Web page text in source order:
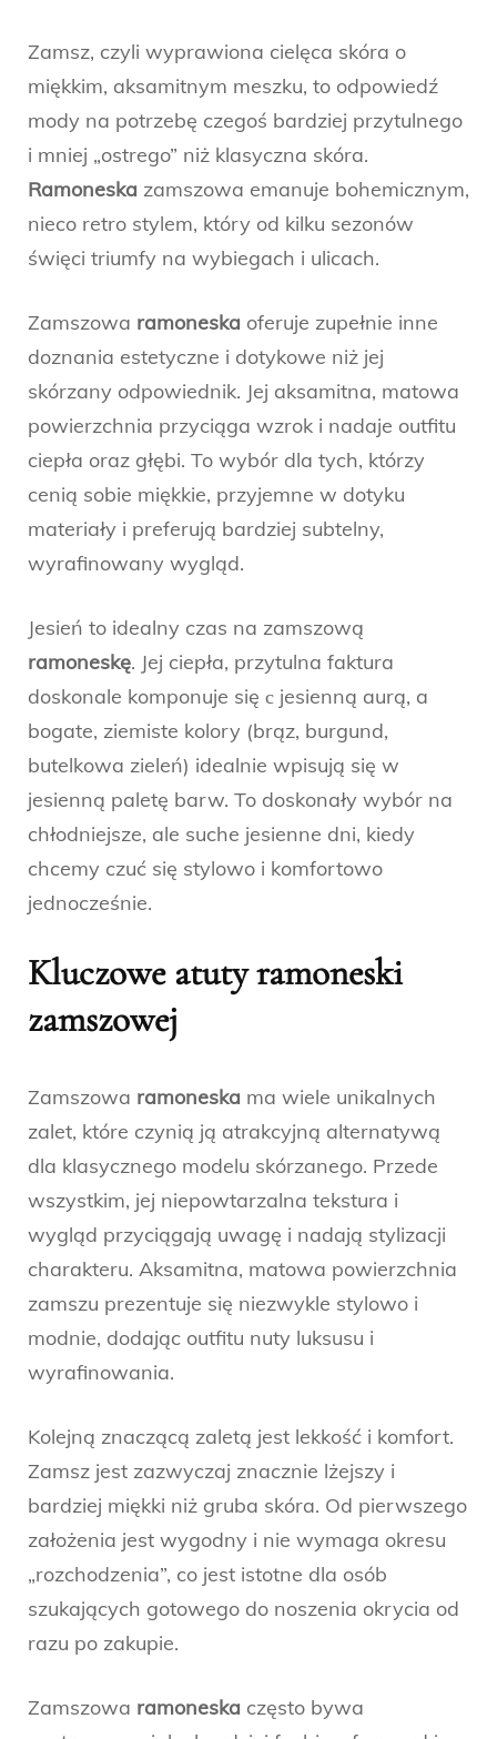
Zamsz, czyli wyprawiona cielęca skóra o
miękkim, aksamitnym meszku, to odpowiedź
mody na potrzebę czegoś bardziej przytulnego
i mniej „ostrego” niż klasyczna skóra.
Ramoneska zamszowa emanuje bohemicznym,
nieco retro stylem, który od kilku sezonów
święci triumfy na wybiegach i ulicach.
Zamszowa ramoneska oferuje zupełnie inne
doznania estetyczne i dotykowe niż jej
skórzany odpowiednik. Jej aksamitna, matowa
powierzchnia przyciąga wzrok i nadaje outfitu
ciepła oraz głębi. To wybór dla tych, którzy
cenią sobie miękkie, przyjemne w dotyku
materiały i preferują bardziej subtelny,
wyrafinowany wygląd.
Jesień to idealny czas na zamszową
ramoneskę. Jej ciepła, przytulna faktura
doskonale komponuje się с jesienną aurą, a
bogate, ziemiste kolory (brąz, burgund,
butelkowa zieleń) idealnie wpisują się w
jesienną paletę barw. To doskonały wybór na
chłodniejsze, ale suche jesienne dni, kiedy
chcemy czuć się stylowo i komfortowo
jednocześnie.
Kluczowe atuty ramoneski
zamszowej
Zamszowa ramoneska ma wiele unikalnych
zalet, które czynią ją atrakcyjną alternatywą
dla klasycznego modelu skórzanego. Przede
wszystkim, jej niepowtarzalna tekstura i
wygląd przyciągają uwagę i nadają stylizacji
charakteru. Aksamitna, matowa powierzchnia
zamszu prezentuje się niezwykle stylowo i
modnie, dodając outfitu nuty luksusu i
wyrafinowania.
Kolejną znaczącą zaletą jest lekkość i komfort.
Zamsz jest zazwyczaj znacznie lżejszy i
bardziej miękki niż gruba skóra. Od pierwszego
założenia jest wygodny i nie wymaga okresu
„rozchodzenia”, co jest istotne dla osób
szukających gotowego do noszenia okrycia od
razu po zakupie.
Zamszowa ramoneska często bywa